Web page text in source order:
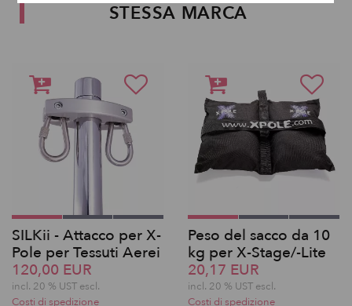
STESSA MARCA
SILKii - Attacco per X-
Pole per Tessuti Aerei
120,00 EUR
incl. 20 % UST escl.
Costi di spedizione
Peso del sacco da 10
kg per X-Stage/-Lite
20,17 EUR
incl. 20 % UST escl.
Costi di spedizione